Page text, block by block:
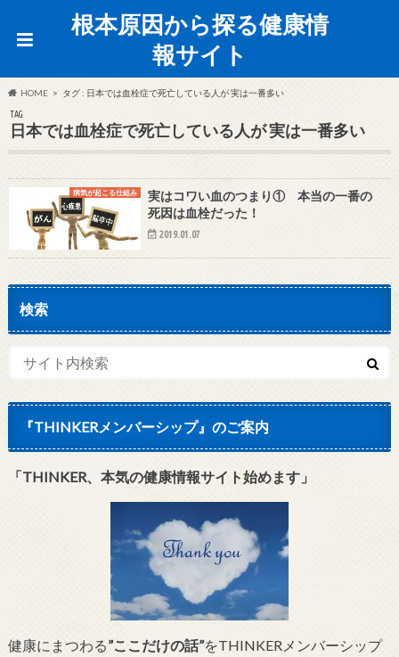
根本原因から探る健康情
報サイト
HOME タグ : 日本では血栓症で死亡している人が 実は一番多い
TAG
日本では血栓症で死亡している人が 実は一番多い
病気が起こる仕組み
実はコワい血のつまり① 本当の一番の
死因は血栓だった！
2019.01.07
検索
『THINKERメンバーシップ』のご案内
「THINKER、本気の健康情報サイト始めます」
健康にまつわる”ここだけの話”をTHINKERメンバーシップ